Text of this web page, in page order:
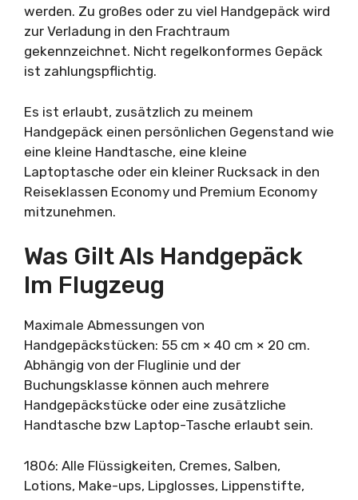
werden. Zu großes oder zu viel Handgepäck wird
zur Verladung in den Frachtraum
gekennzeichnet. Nicht regelkonformes Gepäck
ist zahlungspflichtig.
Es ist erlaubt, zusätzlich zu meinem
Handgepäck einen persönlichen Gegenstand wie
eine kleine Handtasche, eine kleine
Laptoptasche oder ein kleiner Rucksack in den
Reiseklassen Economy und Premium Economy
mitzunehmen.
Was Gilt Als Handgepäck
Im Flugzeug
Maximale Abmessungen von
Handgepäckstücken: 55 cm × 40 cm × 20 cm.
Abhängig von der Fluglinie und der
Buchungsklasse können auch mehrere
Handgepäckstücke oder eine zusätzliche
Handtasche bzw Laptop-Tasche erlaubt sein.
1806: Alle Flüssigkeiten, Cremes, Salben,
Lotions, Make-ups, Lipglosses, Lippenstifte,